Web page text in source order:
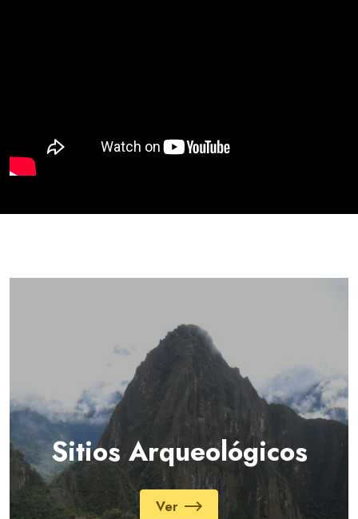
Sitios Arqueológicos
Ver